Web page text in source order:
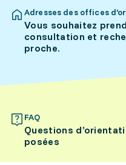
Adresses des offices
Vous souhaitez
consultation et
proche.
FAQ
Questions
posées